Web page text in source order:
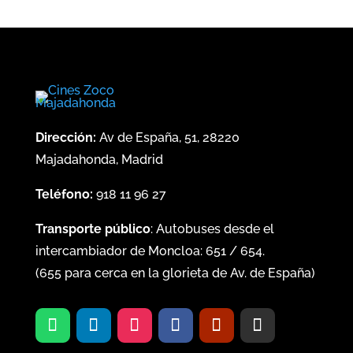
Dirección: Av de España, 51, 28220
Majadahonda, Madrid
Teléfono: 918 11 96 27
Transporte público: Autobuses desde el
intercambiador de Moncloa: 651/ 654.
(655para cerca en la glorieta de Av. de España)